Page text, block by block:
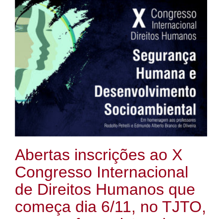
Abertas inscrições ao X
Congresso Internacional
de Direitos Humanos que
começa dia 6/11, no TJTO,